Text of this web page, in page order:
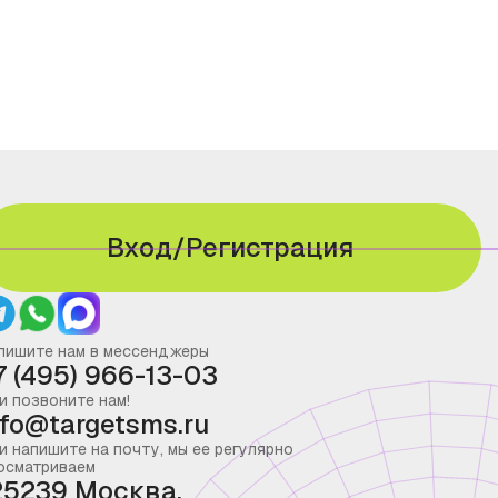
Вход/Регистрация
нам в мессенджеры
(495) 966-13-03
позвоните нам!
напишите на почту, мы ее регулярно
Москва,